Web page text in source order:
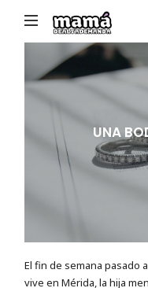
de
UNA
El fin de semana pasado
vive en Mérida, la hija